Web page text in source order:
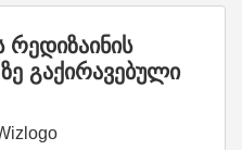
გაქირავებული